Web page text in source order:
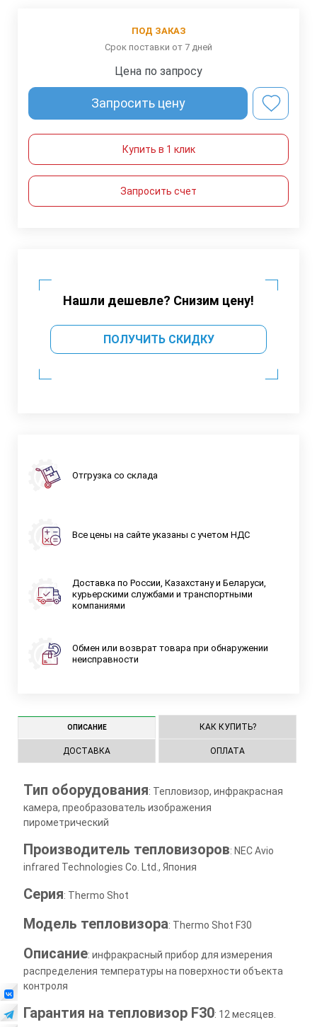
ПОД ЗАКАЗ
Срок поставки от 7 дней
Цена по запросу
Запросить цену
Купить в 1 клик
Запросить счет
Нашли дешевле? Снизим цену!
ПОЛУЧИТЬ СКИДКУ
Отгрузка со склада
Все цены на сайте указаны с учетом НДС
Доставка по России, Казахстану и Беларуси,
курьерскими службами и транспортными
компаниями
Обмен или возврат товара при обнаружении
неисправности
ОПИСАНИЕ КАК КУПИТЬ?
ДОСТАВКА ОПЛАТА
Тип оборудования: Тепловизор, инфракрасная
камера, преобразователь изображения
пирометрический
Производитель тепловизоров: NEC Avio
infrared Technologies Co. Ltd., Япония
Серия: Thermo Shot
Модель тепловизора: Thermo Shot F30
Описание: инфракрасный прибор для измерения
распределения температуры на поверхности объекта
контроля
Гарантия на тепловизор F30: 12 месяцев.